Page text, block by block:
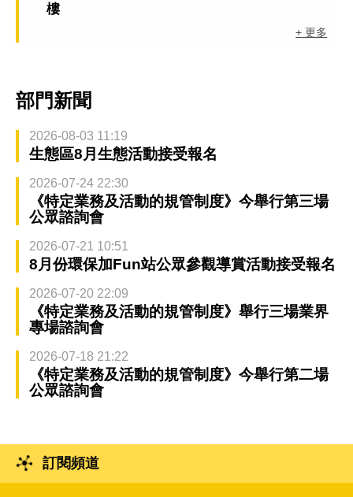
樓
+ 更多
部門新聞
2026-08-03 11:19
生態區8月生態活動接受報名
2026-07-24 22:30
《特定業務及活動的規管制度》今舉行第三場
公眾諮詢會
2026-07-21 10:51
8月份環保加Fun站公眾參觀導賞活動接受報名
2026-07-20 22:09
《特定業務及活動的規管制度》舉行三場業界
專場諮詢會
2026-07-18 21:22
《特定業務及活動的規管制度》今舉行第二場
公眾諮詢會
訂閱頻道